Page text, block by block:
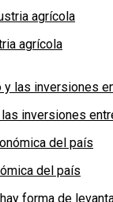
agrícola
inversiones
del país